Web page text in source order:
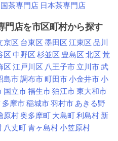
茶専門店 日本茶専門店
門店を市区町村から探す
京区 台東区 墨田区 江東区 品川
区 中野区 杉並区 豊島区 北区 荒
区 江戸川区 八王子市 立川市武
島市調布市町田市小金井市小
国立市福生市狛江市東大和市
多摩市稲城市羽村市 あきる野
原村奥多摩町 大島町利島村 新
八丈町青ヶ島村小笠原村